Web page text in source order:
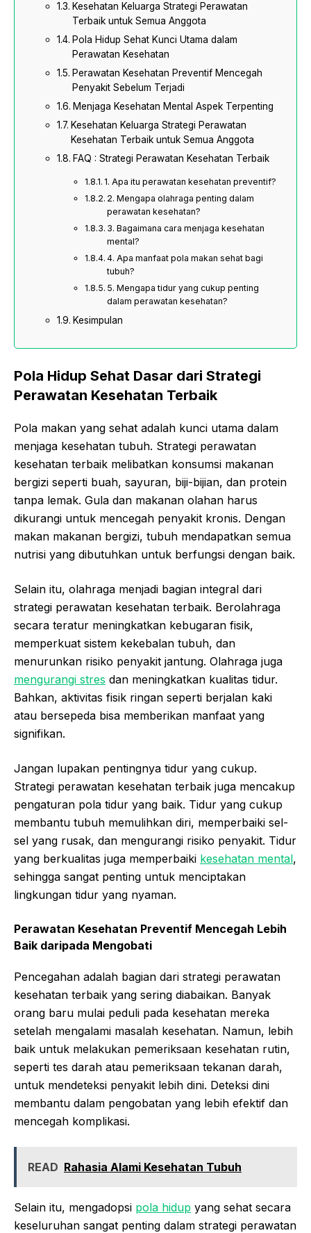
Kesehatan Keluarga Strategi Perawatan
Terbaik untuk Semua Anggota
Pola Hidup Sehat Kunci Utama dalam
Perawatan Kesehatan
Perawatan Kesehatan Preventif Mencegah
Penyakit Sebelum Terjadi
Menjaga Kesehatan Mental Aspek Terpenting
Kesehatan Keluarga Strategi Perawatan
Kesehatan Terbaik untuk Semua Anggota
FAQ : Strategi Perawatan Kesehatan Terbaik
1. Apa itu perawatan kesehatan preventif?
2. Mengapa olahraga penting dalam
perawatan kesehatan?
3. Bagaimana cara menjaga kesehatan
mental?
4. Apa manfaat pola makan sehat bagi
tubuh?
5. Mengapa tidur yang cukup penting
dalam perawatan kesehatan?
Kesimpulan
Pola Hidup Sehat Dasar dari Strategi
Perawatan Kesehatan Terbaik
Pola makan yang sehat adalah kunci utama dalam
menjaga kesehatan tubuh. Strategi perawatan
kesehatan terbaik melibatkan konsumsi makanan
bergizi seperti buah, sayuran, biji-bijian, dan protein
tanpa lemak. Gula dan makanan olahan harus
dikurangi untuk mencegah penyakit kronis. Dengan
makan makanan bergizi, tubuh mendapatkan semua
nutrisi yang dibutuhkan untuk berfungsi dengan baik.
Selain itu, olahraga menjadi bagian integral dari
strategi perawatan kesehatan terbaik. Berolahraga
secara teratur meningkatkan kebugaran fisik,
memperkuat sistem kekebalan tubuh, dan
menurunkan risiko penyakit jantung. Olahraga juga
mengurangi stres dan meningkatkan kualitas tidur.
Bahkan, aktivitas fisik ringan seperti berjalan kaki
atau bersepeda bisa memberikan manfaat yang
signifikan.
Jangan lupakan pentingnya tidur yang cukup.
Strategi perawatan kesehatan terbaik juga mencakup
pengaturan pola tidur yang baik. Tidur yang cukup
membantu tubuh memulihkan diri, memperbaiki sel-
sel yang rusak, dan mengurangi risiko penyakit. Tidur
yang berkualitas juga memperbaiki kesehatan mental,
sehingga sangat penting untuk menciptakan
lingkungan tidur yang nyaman.
Perawatan Kesehatan Preventif Mencegah Lebih
Baik daripada Mengobati
Pencegahan adalah bagian dari strategi perawatan
kesehatan terbaik yang sering diabaikan. Banyak
orang baru mulai peduli pada kesehatan mereka
setelah mengalami masalah kesehatan. Namun, lebih
baik untuk melakukan pemeriksaan kesehatan rutin,
seperti tes darah atau pemeriksaan tekanan darah,
untuk mendeteksi penyakit lebih dini. Deteksi dini
membantu dalam pengobatan yang lebih efektif dan
mencegah komplikasi.
READ Rahasia Alami Kesehatan Tubuh
Selain itu, mengadopsi pola hidup yang sehat secara
keseluruhan sangat penting dalam strategi perawatan